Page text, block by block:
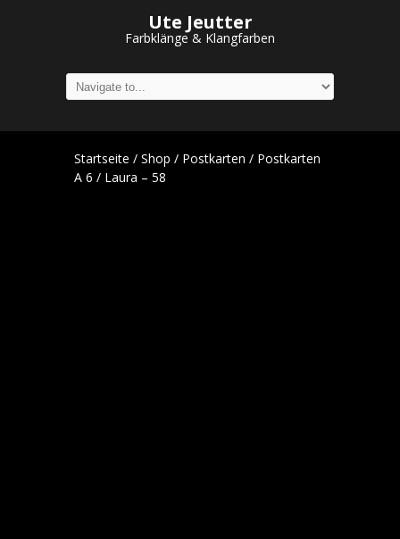
Ute Jeutter
Farbklänge & Klangfarben
Startseite / Shop / Postkarten / Postkarten
A 6 / Laura – 58